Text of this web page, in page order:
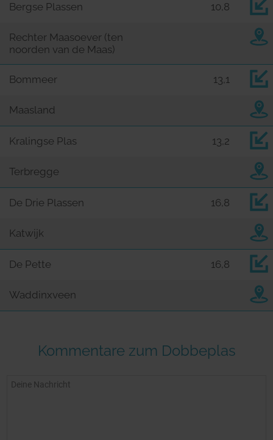
Bergse Plassen 10,8
Rechter Maasoever (ten
noorden van de Maas)
Bommeer 13,1
Maasland
Kralingse Plas 13,2
Terbregge
De Drie Plassen 16,8
Katwijk
De Pette 16,8
Waddinxveen
Kommentare zum Dobbeplas